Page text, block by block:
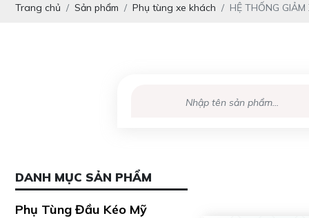
Trang chủ Sản phẩm Phụ tùng xe khách HỆ THỐNG
DANH MỤC SẢN PHẨM
Phụ Tùng Đầu Kéo Mỹ